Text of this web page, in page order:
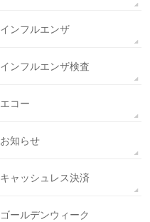
インフルエンザ
インフルエンザ検査
エコー
お知らせ
キャッシュレス決済
ゴールデンウィーク